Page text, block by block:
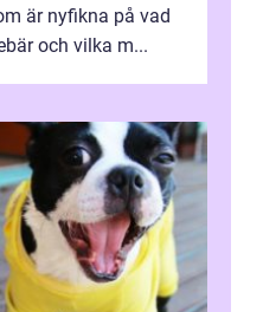
är nyfikna på vad
och vilka m...